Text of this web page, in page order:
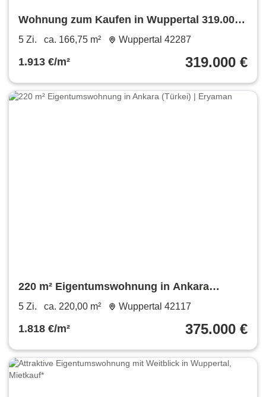
Wohnung zum Kaufen in Wuppertal 319.000
€ 166.75 m²
5 Zi. ca. 166,75 m² Wuppertal 42287
1.913 €/m² 319.000 €
220 m² Eigentumswohnung in Ankara
(Türkei) | Eryaman
5 Zi. ca. 220,00 m² Wuppertal 42117
1.818 €/m² 375.000 €